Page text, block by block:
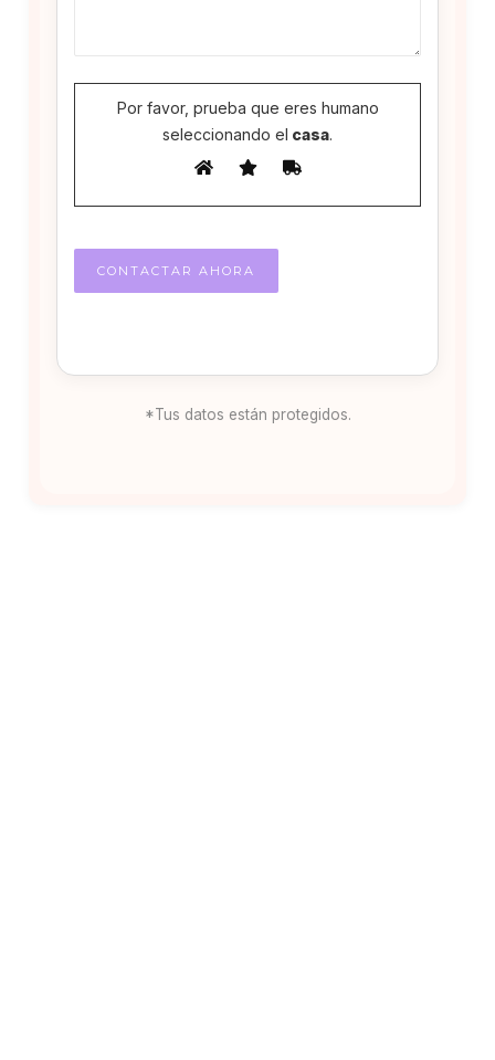
Por favor, prueba que eres humano
seleccionando el casa.
*Tus datos están protegidos.